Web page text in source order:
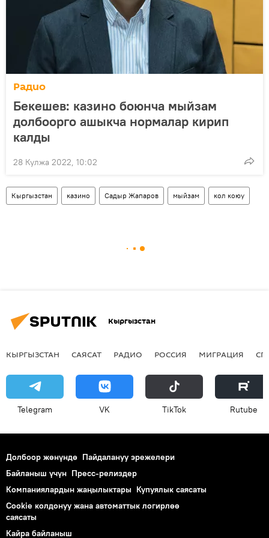
Радио
Бекешев: казино боюнча мыйзам
долбоорго ашыкча нормалар кирип
калды
28 Кулжа 2022, 10:02
Кыргызстан казино Садыр Жапаров мыйзам кол коюу
Кыргызстан
КЫРГЫЗСТАН САЯСАТ РАДИО РОССИЯ МИГРАЦИЯ
Telegram VK ТikТоk Rutube
Долбоор жөнүндө Пайдалануу эрежелери
Байланыш үчүн Пресс-релиздер
Компаниялардын жаңылыктары Купуялык саясаты
Cookie колдонуу жана автоматтык логирлөө
саясаты
Кайра байланыш